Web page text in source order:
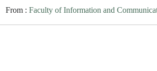
From : Faculty of Information and